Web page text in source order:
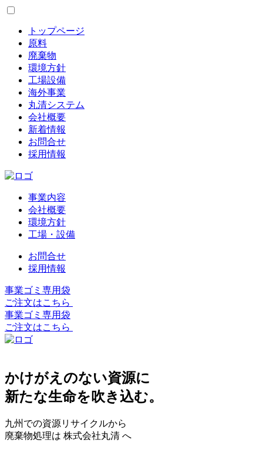
トップページ
原料
廃棄物
環境方針
工場設備
海外事業
丸清システム
会社概要
新着情報
お問合せ
採用情報
事業内容
会社概要
環境方針
工場・設備
お問合せ
採用情報
事業ゴミ専用袋
ご注文はこちら
事業ゴミ専用袋
ご注文はこちら
かけがえのない資源に
新たな生命を吹き込む。
九州での資源リサイクルから
廃棄物処理は 株式会社丸清 へ